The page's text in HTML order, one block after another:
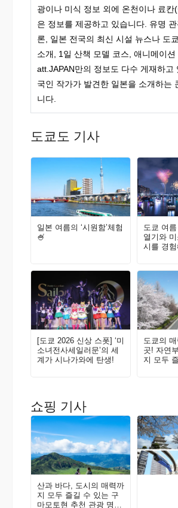
광이나 미식 정보 외에 온천이나 료칸
은 정보를 제공하고 있습니다. 유명
론, 일본 전국의 최신 시설 뉴스나 도
소개, 1일 산책 모델 코스, 애니메이션
att.JAPAN만의 정보도 다수 게재하고
국인 작가가 발견한 일본을 소개하는
니다.
도쿄도 기사
일본 여름의 ‘시원함’체험
🍧
도쿄 여
열기와
시를 경
[도쿄 2026 신상 스폿] ‘미
소녀전사세일러문’의 세
계가 시나가와에 탄생!
도쿄의
곳! 자연
지 모두
쇼핑 기사
산과 바다, 도시의 매력까
지 모두 즐길 수 있는 구
마모토현 추천 관광 명소